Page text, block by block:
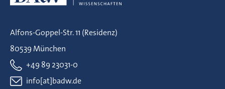
Alfons-Goppel-Str. 11 (Residenz)
80539 München
+49 89 23031-0
info[at]badw.de